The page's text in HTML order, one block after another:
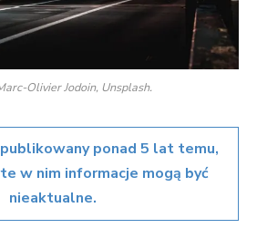
Olivier Jodoin, Unsplash.
ponad 5 lat temu,
w nim informacje mogą być
nieaktualne.